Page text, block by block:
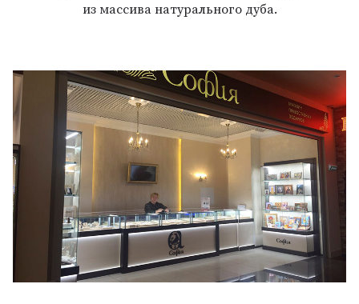
из массива натурального дуба.